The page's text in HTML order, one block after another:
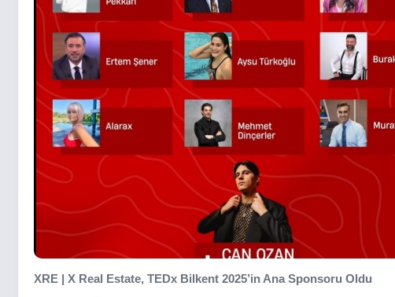
XRE | X Real Estate, TEDx Bilkent 2025’in Ana Sponsoru Oldu